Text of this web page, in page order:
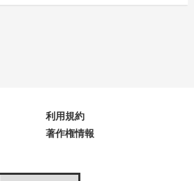
利用規約
著作権情報